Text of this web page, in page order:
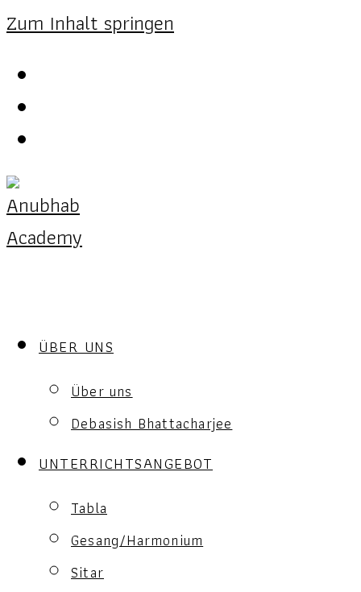
Zum Inhalt springen
ÜBER UNS
Über uns
Debasish Bhattacharjee
UNTERRICHTSANGEBOT
Tabla
Gesang/Harmonium
Sitar